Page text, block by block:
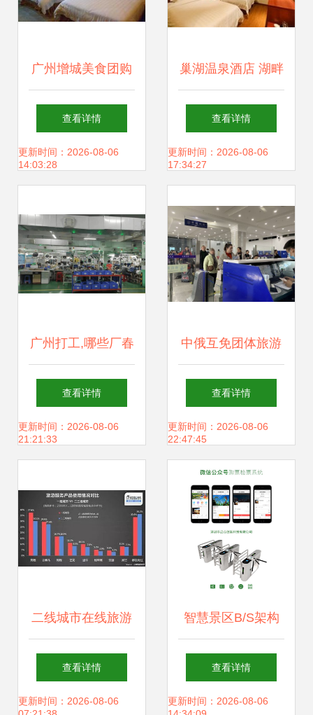
广州增城美食团购
_360团购导航
查看详情
更新时间：2026-08-06
14:03:28
巢湖温泉酒店 湖畔
逸境的疗愈之旅
查看详情
更新时间：2026-08-06
17:34:27
广州打工,哪些厂春
节后比较好找工作
查看详情
更新时间：2026-08-06
21:21:33
中俄互免团体旅游
签证业务恢复 住宿
服务迎接新机遇
查看详情
更新时间：2026-08-06
22:47:45
二线城市在线旅游
潜力待挖掘，携程
一站式服务引领新
查看详情
更新时间：2026-08-06
智慧景区B/S架构
设计 实名制、分时
预约与线上线下融
查看详情
更新时间：2026-08-06